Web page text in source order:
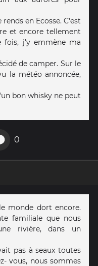
en Ecosse. C'est
et encore tellement
fois, j'y emmène ma
de camper. Sur le
la météo annoncée,
bon whisky ne peut
0
monde dort encore.
familiale que nous
rivière, dans un
pas à seaux toutes
vous, nous sommes